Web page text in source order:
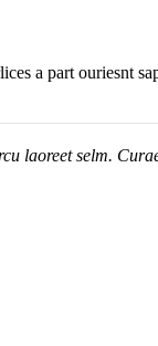
a part ouriesnt
laoreet selm.